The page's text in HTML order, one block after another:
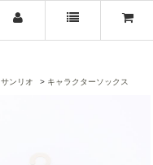
サンリオ キャラクターソックス